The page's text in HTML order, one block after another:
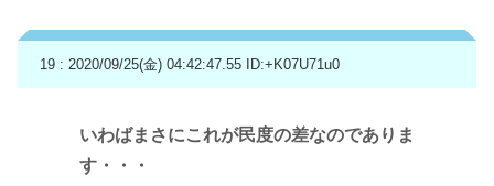
19 : 2020/09/25(金) 04:42:47.55 ID:+K07U71u0
いわばまさにこれが民度の差なのでありま
す・・・